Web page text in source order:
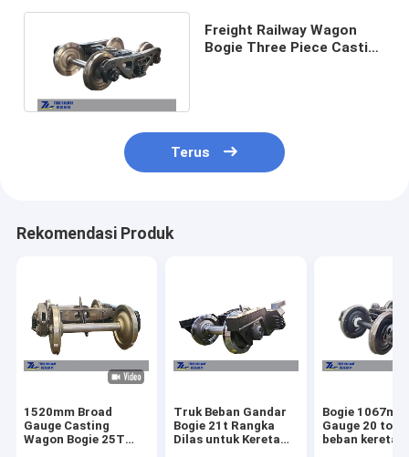
Freight Railway Wagon
Bogie Three Piece Casting
Terus
Rekomendasi Produk
1520mm Broad
Gauge Casting
Wagon Bogie 25T
Truk Beban Gandar
Bogie 21t Rangka
Dilas untuk Kereta
Bogie
Gauge 20 ton
beban kereta